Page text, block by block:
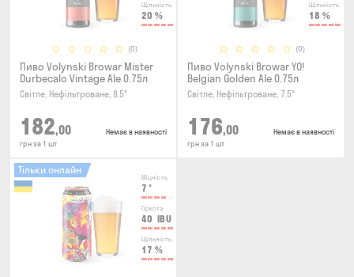
Щільність
20 %
(0)
Пиво Volynski Browar Mister
Durbecalo Vintage Ale 0.75л
Світле, Нефільтроване, 8.5°
182,00
грн за 1 шт
Немає в наявності
Щільність
18 %
(0)
Пиво Volynski Browar YO!
Belgian Golden Ale 0.75л
Світле, Нефільтроване, 7.5°
176,00
грн за 1 шт
Немає в наявності
Міцність
7 °
Гіркота
40 IBU
Щільність
17 %
Тільки онлайн